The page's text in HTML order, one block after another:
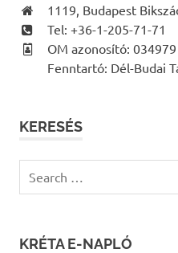
1119, Budapest
Tel: +36-1-205-71-71
OM azonosító: 034979
Fenntartó: Dél-Budai
KERESÉS
for:
KRÉTA E-NAPLÓ